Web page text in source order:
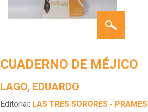
DE
CUADERNO DE MÉJICO
LAGO, EDUARDO
Editorial: LAS TRES SORORES - PRAMES